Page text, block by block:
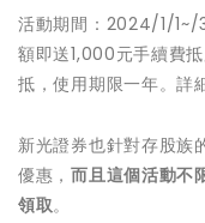
活動期間：2024/1/1~/
額即送1,000元手續費
抵，使用期限一年。詳
新光證券也針對存股族
優惠，而且這個活動不
領取。